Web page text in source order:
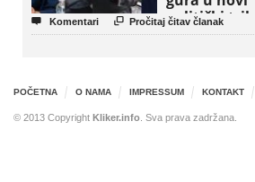
politički triler
 Komentari  Pročitaj čitav članak
POČETNA O NAMA IMPRESSUM KONTAKT
© 2013 Copyright Kliker.info. Sva prava zadržana.